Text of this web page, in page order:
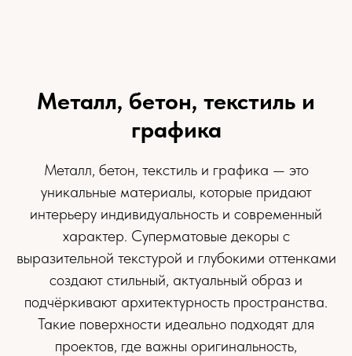
Металл, бетон, текстиль и
графика
Металл, бетон, текстиль и графика — это
уникальные материалы, которые придают
интерьеру индивидуальность и современный
характер. Суперматовые декоры с
выразительной текстурой и глубокими оттенками
создают стильный, актуальный образ и
подчёркивают архитектурность пространства.
Такие поверхности идеально подходят для
проектов, где важны оригинальность,